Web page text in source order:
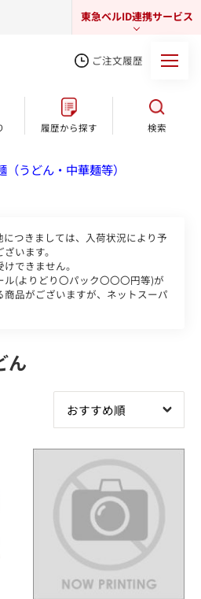
東急ベルID連携サービス
ンラインショップ
ご注文履歴
履歴から探す 検索
（うどん・中華麺等）
つきましては、入荷状況により予
います。
できません。
(よりどり〇パック〇〇〇円等)が
品がございますが、ネットスーパ
ん